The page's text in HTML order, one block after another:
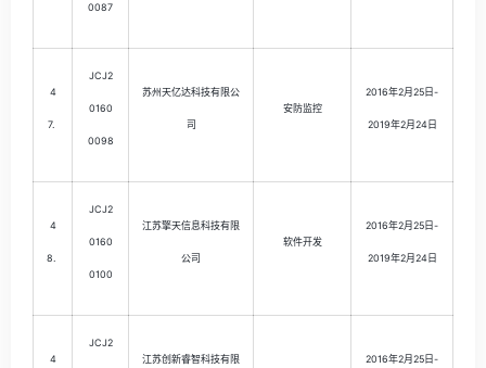
0087
4
7.
JCJ2
0160
0098
苏州天亿达科技有限公
司
安防监控
2016年2月25日-
2019年2月24日
4
8.
JCJ2
0160
0100
江苏擎天信息科技有限
公司
软件开发
2016年2月25日-
2019年2月24日
4
JCJ2
江苏创新睿智科技有限 2016年2月25日-